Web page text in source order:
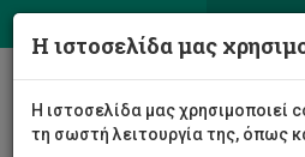
Η ιστοσελίδα μας
Η ιστοσελίδα μας χρησιμοποιεί
τη σωστή λειτουργία της, όπως